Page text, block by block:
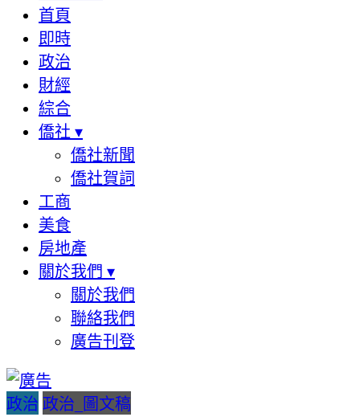
首頁
即時
政治
財經
綜合
僑社 ▾
僑社新聞
僑社賀詞
工商
美食
房地產
關於我們 ▾
關於我們
聯絡我們
廣告刊登
政治 政治_圖文稿